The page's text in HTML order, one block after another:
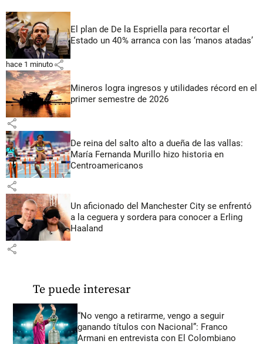
El plan de De la Espriella para recortar el
Estado un 40% arranca con las ‘manos atadas’
hace 1 minuto share
Mineros logra ingresos y utilidades récord en el
primer semestre de 2026
share
De reina del salto alto a dueña de las vallas:
María Fernanda Murillo hizo historia en
Centroamericanos
share
Un aficionado del Manchester City se enfrentó
a la ceguera y sordera para conocer a Erling
Haaland
share
Te puede interesar
“No vengo a retirarme, vengo a seguir
ganando títulos con Nacional”: Franco
Armani en entrevista con El Colombiano